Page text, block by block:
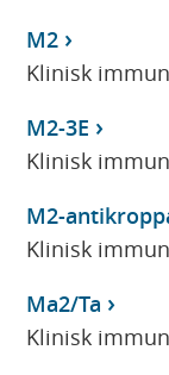
M2
Klinisk
M2-3E
Klinisk
M2-
Klinisk
Ma2/Ta
Klinisk